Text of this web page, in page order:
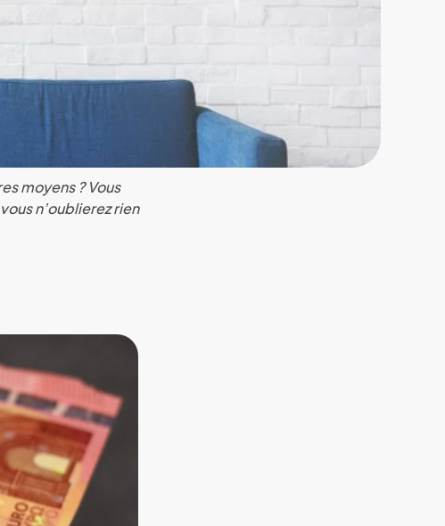
moyens ? Vous
n’oublierez rien